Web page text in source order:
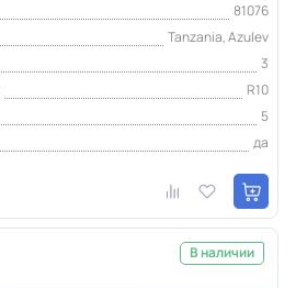
81076
Tanzania, Azulev
3
R10
5
да
В наличии